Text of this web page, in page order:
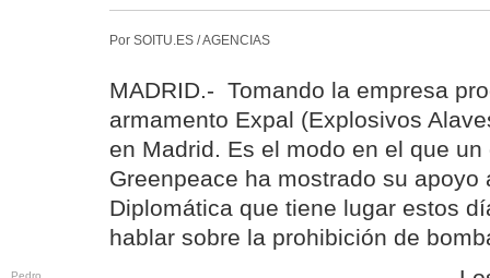
Por SOITU.ES / AGENCIAS
MADRID.- Tomando la empresa
armamento Expal (Explosivos
en Madrid. Es el modo en el que
Greenpeace ha mostrado su apoyo
Diplomática que tiene lugar estos
hablar sobre la prohibición de
Pedro